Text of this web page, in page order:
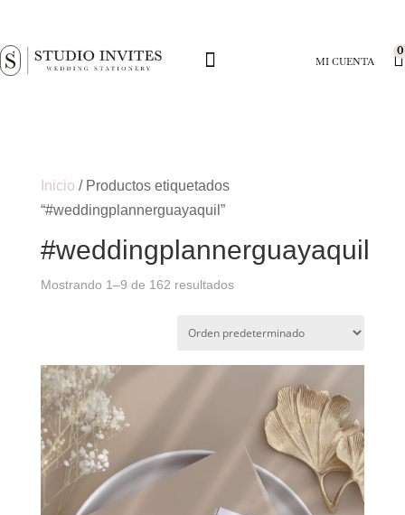
MI CUENTA
0
Inicio / Productos etiquetados
“#weddingplannerguayaquil”
#weddingplannerguayaquil
Mostrando 1–9 de 162 resultados